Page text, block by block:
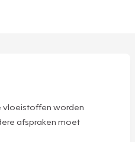
vloeistoffen worden
afspraken moet